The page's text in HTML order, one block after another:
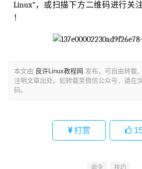
Linux”，或扫描下方二维码进行关
！
本文由 良许Linux教程网 发布，可自由转载
注明文章出处。如转载至微信公众号，请在
码。
打赏
命令 技巧